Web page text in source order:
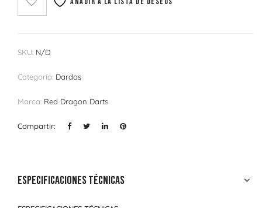
SKU: N/D
Categoría: Dardos
Marca: Red Dragon Darts
Compartir:
Especificaciones técnicas